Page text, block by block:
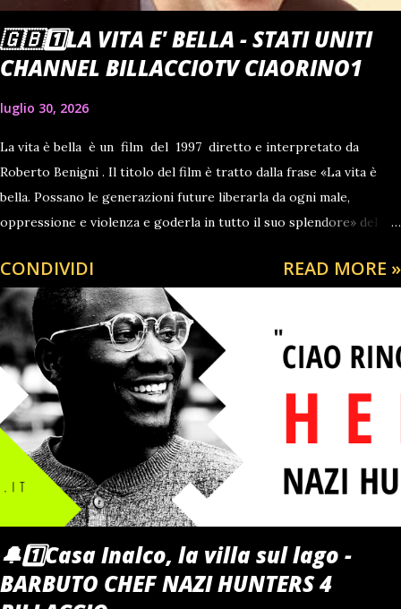
🇬🇧1️⃣LA VITA E' BELLA - STATI UNITI
CHANNEL BILLACCIOTV CIAORINO1
luglio 30, 2026
La vita è bella è un film del 1997 diretto e interpretato da
Roberto Benigni . Il titolo del film è tratto dalla frase «La vita è
bella. Possano le generazioni future liberarla da ogni male,
oppressione e violenza e goderla in tutto il suo splendore» del
miglior film straniero , miglior attore protagonista ( Roberto
Benigni ) e migliore colonna sonora ( Nicola Piovani ), su sette
nomination totali, la pellicola vede protagonista Guido Orefice,
uomo ebreo ilare e giocoso, che - deportato insieme alla sua
famiglia in un lager nazista - cercherà di proteggere il figlio dagli
orrori dell' Olocausto , facendogli credere che tutto ciò che
vedono sia parte di un fantastico gioco in cui dovranno affrontare
prove durissime per vincere il meraviglioso premio finale. Fu
presentato in concorso al 51º Festival di Cannes , dove v...
CONDIVIDI READ MORE »
🔔1️⃣Casa Inalco, la villa sul lago -
BARBUTO CHEF NAZI HUNTERS 4